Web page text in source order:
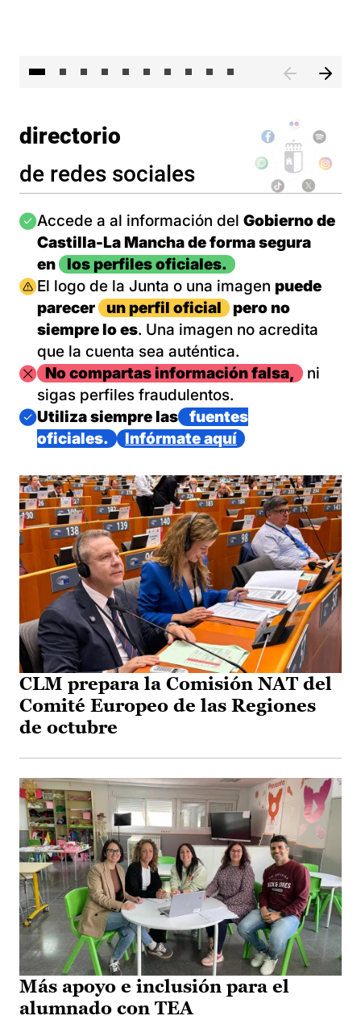
directorio
de redes sociales
Imagen
Accede a al información del Gobierno de
Castilla-La Mancha de forma segura
en
los perfiles oficiales.
Imagen
El logo de la Junta o una imagen puede
parecer
un perfil oficial
pero no
siempre lo es. Una imagen no acredita
que la cuenta sea auténtica.
ImagenNo compartas información falsa,
ni
sigas perfiles fraudulentos.
Imagen
Utiliza siempre las
fuentes
oficiales.
Infórmate aquí
CLM prepara la Comisión NAT del
Comité Europeo de las Regiones
de octubre
Más apoyo e inclusión para el
alumnado con TEA